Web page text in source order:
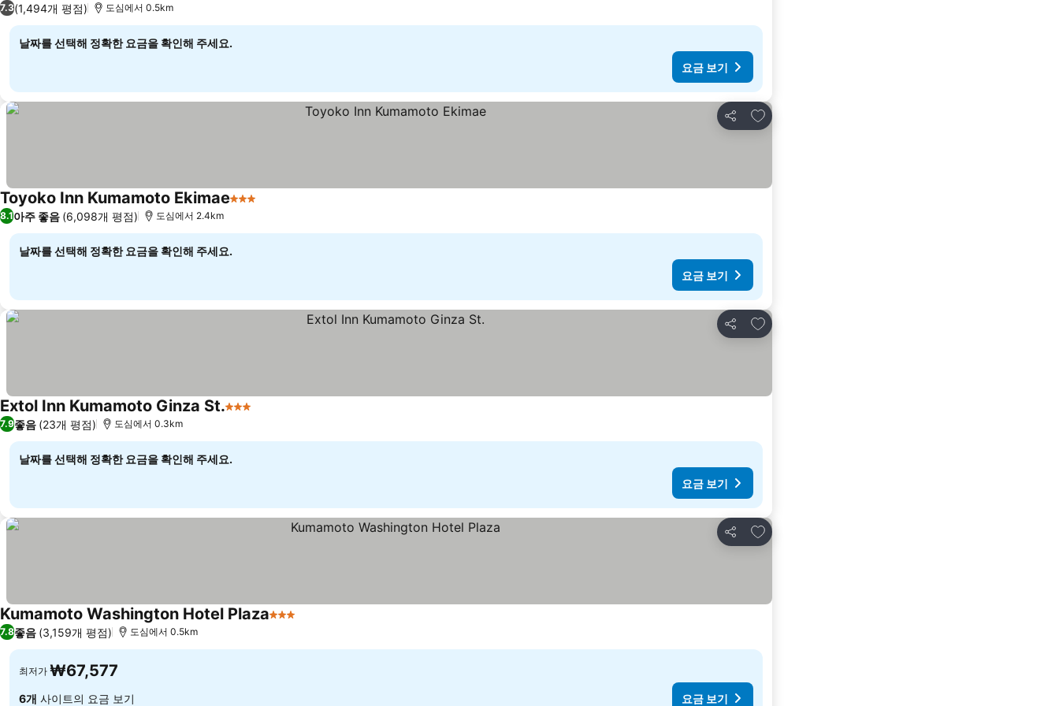
7.3(1,494개 평점) 도심에서 0.5km
날짜를 선택해 정확한 요금을 확인해 주세요.
요금 보기
공유
즐겨찾기에 추가
Toyoko Inn Kumamoto Ekimae3 성급
8.1아주 좋음 (6,098개 평점) 도심에서 2.4km
날짜를 선택해 정확한 요금을 확인해 주세요.
요금 보기
공유
즐겨찾기에 추가
Extol Inn Kumamoto Ginza St.3 성급
7.9좋음 (23개 평점) 도심에서 0.3km
날짜를 선택해 정확한 요금을 확인해 주세요.
요금 보기
공유
즐겨찾기에 추가
Kumamoto Washington Hotel Plaza3 성급
7.8좋음 (3,159개 평점) 도심에서 0.5km
최저가 ₩67,577
6개 사이트의 요금 보기 요금 보기